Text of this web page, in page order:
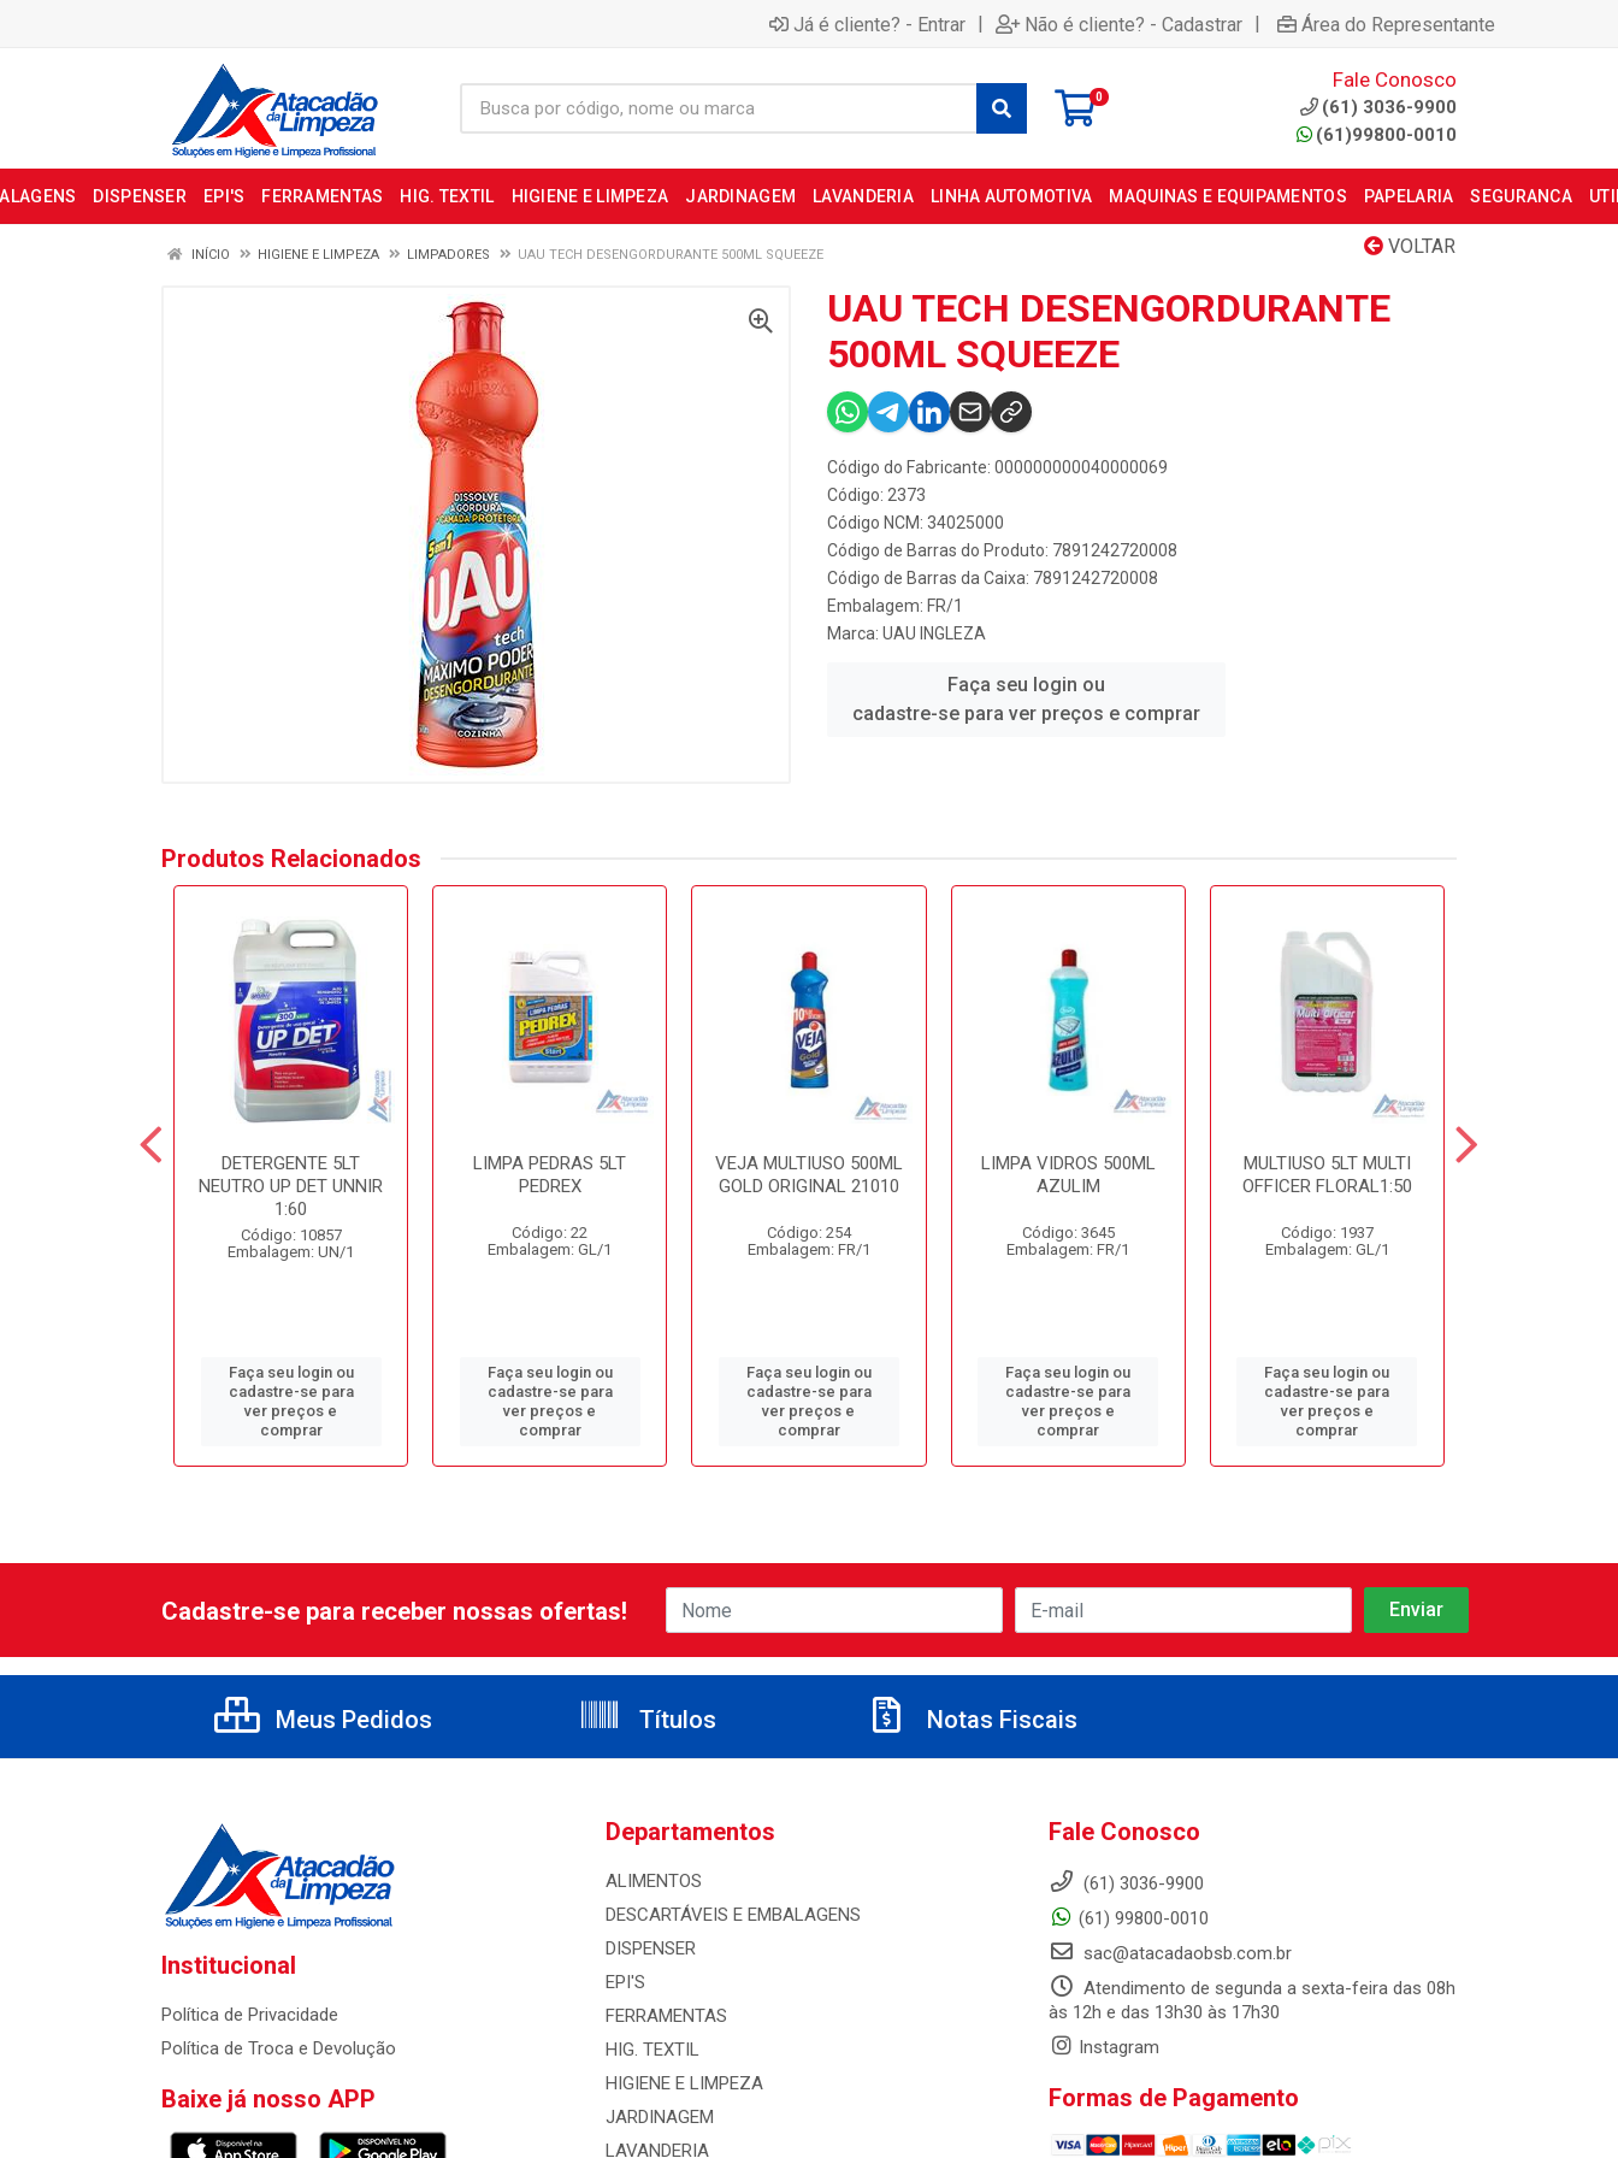
Já é cliente? - Entrar | Não é cliente? - Cadastrar | Área do Representante
0
Fale Conosco
(61) 3036-9900
(61)99800-0010
DISPENSER EPI'S FERRAMENTAS HIG. TEXTIL HIGIENE E LIMPEZA JARDINAGEM LAVANDERIA LINHA AUTOMOTIVA MAQUINAS E EQUIPAMENTOS PAPELARIA SEGURANCA
VOLTAR
INÍCIO HIGIENE E LIMPEZA LIMPADORES UAU TECH DESENGORDURANTE 500ML SQUEEZE
UAU TECH DESENGORDURANTE
500ML SQUEEZE
Código do Fabricante: 000000000040000069
Código: 2373
Código NCM: 34025000
Código de Barras do Produto: 7891242720008
Código de Barras da Caixa: 7891242720008
Embalagem: FR/1
Marca: UAU INGLEZA
Faça seu login ou
cadastre-se para ver preços e comprar
Produtos Relacionados
DETERGENTE 5LT
NEUTRO UP DET UNNIR
1:60
Código: 10857
Embalagem: UN/1
Faça seu login ou
cadastre-se para
ver preços e
comprar
LIMPA PEDRAS 5LT
PEDREX
Código: 22
Embalagem: GL/1
Faça seu login ou
cadastre-se para
ver preços e
comprar
VEJA MULTIUSO 500ML
GOLD ORIGINAL 21010
Código: 254
Embalagem: FR/1
Faça seu login ou
cadastre-se para
ver preços e
comprar
LIMPA VIDROS 500ML
AZULIM
Código: 3645
Embalagem: FR/1
Faça seu login ou
cadastre-se para
ver preços e
comprar
MULTIUSO 5LT MULTI
OFFICER FLORAL1:50
Código: 1937
Embalagem: GL/1
Faça seu login ou
cadastre-se para
ver preços e
comprar
Cadastre-se para receber nossas ofertas!
Meus Pedidos Títulos Notas Fiscais
Institucional
Política de Privacidade
Política de Troca e Devolução
Baixe já nosso APP
Departamentos
ALIMENTOS
DESCARTÁVEIS E EMBALAGENS
DISPENSER
EPI'S
FERRAMENTAS
HIG. TEXTIL
HIGIENE E LIMPEZA
JARDINAGEM
LAVANDERIA
Fale Conosco
(61) 3036-9900
(61) 99800-0010
sac@atacadaobsb.com.br
Atendimento de segunda a sexta-feira das 08h
às 12h e das 13h30 às 17h30
Instagram
Formas de Pagamento